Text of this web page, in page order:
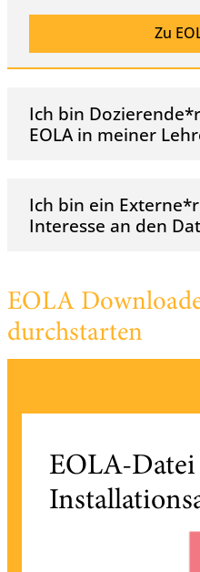
Zu
Ich bin
EOLA in meiner
Ich bin ein
Interesse an den
EOLA
durchstarten
EOLA-